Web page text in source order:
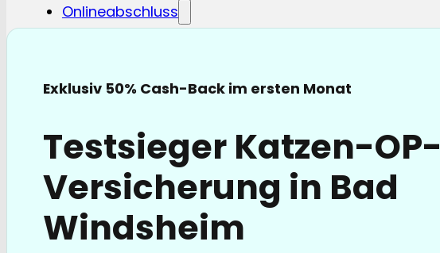
Onlineabschluss
Hunde-OP
Katzen-KV
Pferde Haftplicht
Blog
FAQ
Partnerschaften
Über uns
Exklusiv 50% Cash-Back im ersten Monat
Testsieger Katzen-OP-
Versicherung in Bad
Windsheim